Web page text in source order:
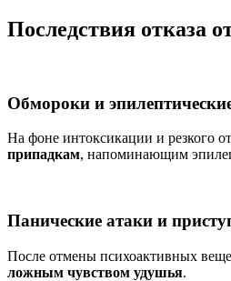
Последствия отказа
Обмороки и
На фоне интоксикации и резкого
припадкам, напоминающим
Панические атаки и
После отмены психоактивных
ложным чувством удушья.